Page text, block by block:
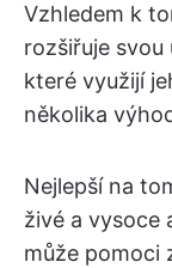
Vzhledem k
rozšiřuje svou
které využijí
několika
Nejlepší na
živé a vysoce
může pomoci